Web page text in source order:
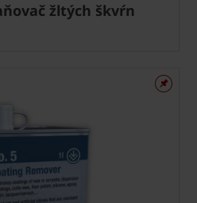
žltých škvŕn